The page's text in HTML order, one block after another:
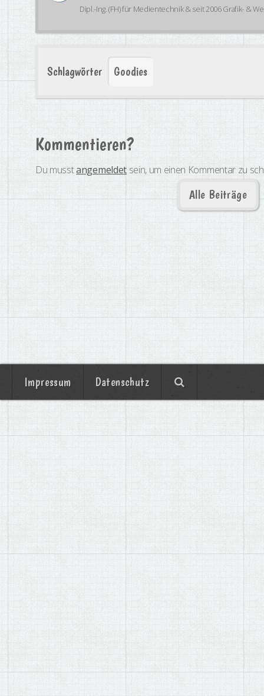
Dipl.-Ing. (FH) für Medientechnik & seit 2006 Grafik- &
Schlagwörter Goodies
Kommentieren?
Du musstangemeldetsein, um einen Kommentar zu
Alle Beiträge
Impressum Datenschutz